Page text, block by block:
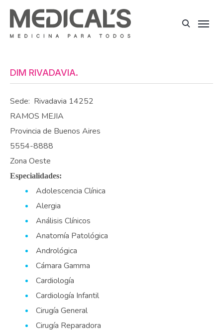
DIM RIVADAVIA.
Sede: Rivadavia 14252
RAMOS MEJIA
Provincia de Buenos Aires
5554-8888
Zona Oeste
Especialidades:
Adolescencia Clínica
Alergia
Análisis Clínicos
Anatomía Patológica
Andrológica
Cámara Gamma
Cardiología
Cardiología Infantil
Cirugía General
Cirugía Reparadora